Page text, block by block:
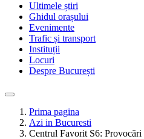
Ultimele știri
Ghidul orașului
Evenimente
Trafic și transport
Instituții
Locuri
Despre București
Prima pagina
Azi in Bucuresti
Centrul Favorit S6: